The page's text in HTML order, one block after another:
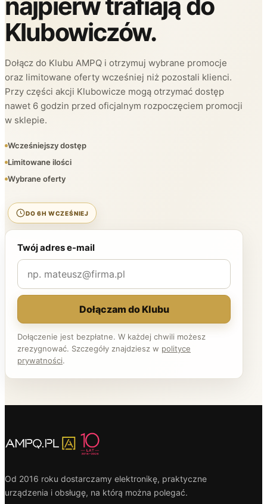
najpierw trafiają do
Klubowiczów.
Dołącz do Klubu AMPQ i otrzymuj wybrane promocje
oraz limitowane oferty wcześniej niż pozostali klienci.
Przy części akcji Klubowicze mogą otrzymać dostęp
nawet 6 godzin przed oficjalnym rozpoczęciem promocji
w sklepie.
Wcześniejszy dostęp
Limitowane ilości
Wybrane oferty
DO 6H WCZEŚNIEJ
Twój adres e-mail
Dołączam do Klubu
Dołączenie jest bezpłatne. W każdej chwili możesz
zrezygnować. Szczegóły znajdziesz w polityce
prywatności.
Od 2016 roku dostarczamy elektronikę, praktyczne
urządzenia i obsługę, na którą można polegać.